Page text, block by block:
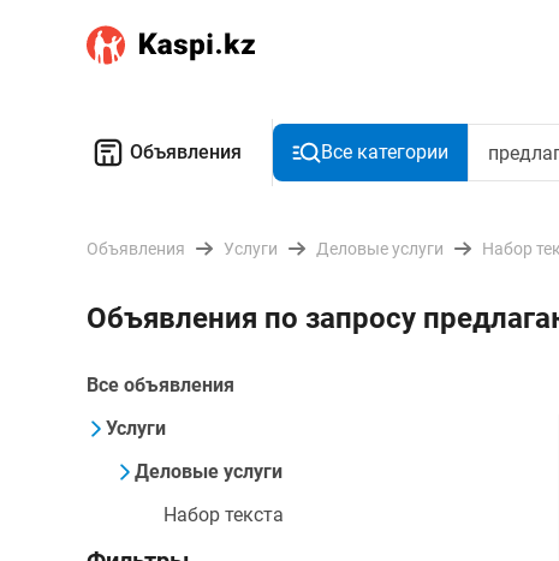
Объявления Все категории
Объявления Услуги Деловые услуги Набор
Объявления по запросу
Все объявления
Услуги
Деловые услуги
Набор текста